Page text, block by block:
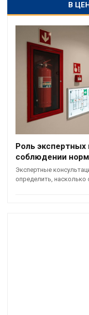
В
Роль экспертных
соблюдении
Экспертные
определить, насколько